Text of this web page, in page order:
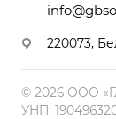
220073,
© 2026 ООО
УНП: